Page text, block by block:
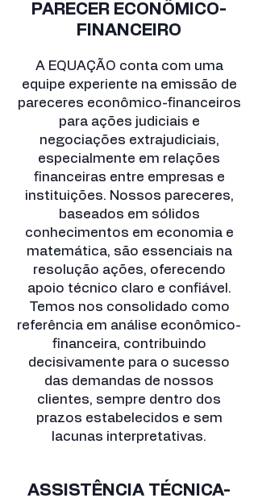
PARECER ECONÔMICO-
FINANCEIRO
A EQUAÇÃO conta com uma
equipe experiente na emissão de
pareceres econômico-financeiros
para ações judiciais e
negociações extrajudiciais,
especialmente em relações
financeiras entre empresas e
instituições. Nossos pareceres,
baseados em sólidos
conhecimentos em economia e
matemática, são essenciais na
resolução ações, oferecendo
apoio técnico claro e confiável.
Temos nos consolidado como
referência em análise econômico-
financeira, contribuindo
decisivamente para o sucesso
das demandas de nossos
clientes, sempre dentro dos
prazos estabelecidos e sem
lacunas interpretativas.
ASSISTÊNCIA TÉCNICA-